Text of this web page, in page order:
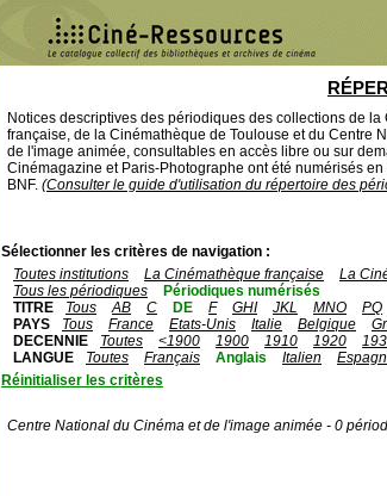
Notices descriptives des périodiques des collections de la
française, de la Cinémathèque de Toulouse et du Centre
de l'image animée, consultables en accès libre ou sur
Cinémagazine et Paris-Photographe ont été numérisés
BNF. (Consulter le guide d'utilisation du répertoire des
Sélectionner les critères de navigation :
Toutes institutions
La Cinémathèque française La
Tous les périodiques
Périodiques numérisés
TITRE
Tous AB C DE F GHI JKL MNO PQ
PAYS
Tous France Etats-Unis Italie Belgique
DECENNIE
Toutes <1900 1900 1910 1920
LANGUE
Toutes Français Anglais Italien
Réinitialiser les critères
Centre National du Cinéma et de l'image animée - 0